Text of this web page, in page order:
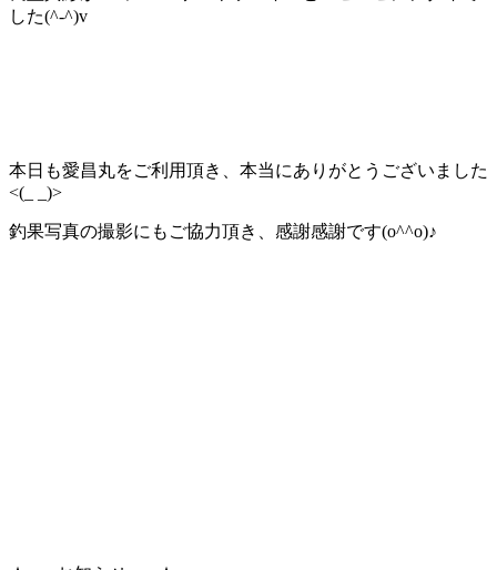
した(^-^)v
本日も愛昌丸をご利用頂き、本当にありがとうございました
<(_ _)>
釣果写真の撮影にもご協力頂き、感謝感謝です(o^^o)♪